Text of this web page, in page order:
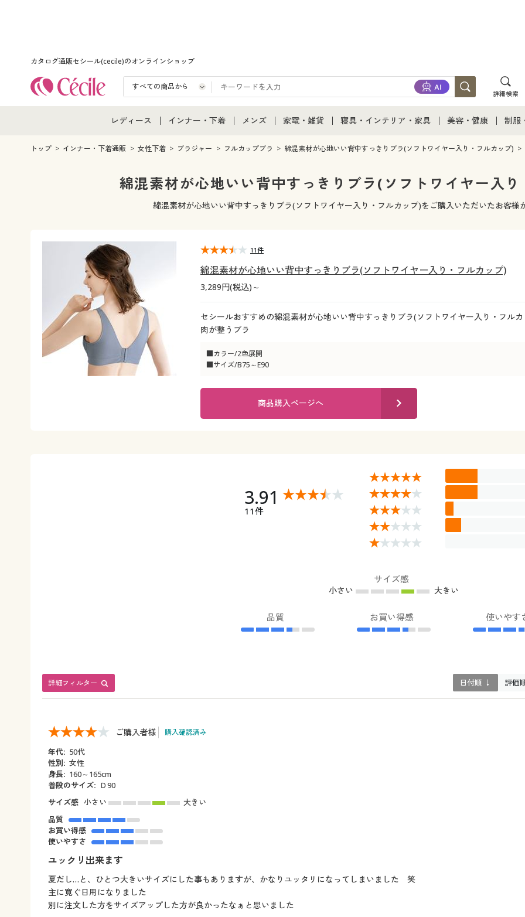
カタログ通販セシール(cecile)のオンラインショップ
詳細検索
レディース
レディース通販すべて
レディースファッション
インナー・下着
インナー・下着通販すべて
女性下着
メンズ下着
メンズ
メンズ通販すべて
メンズファッション
メンズ下着
家電・雑貨
家電・雑貨すべて
家電
キッチン・雑貨・日用品
寝具・インテリア・家具
寝具・インテリア・家具通販すべて
家具・収納
寝具・ベッド
美容・健康
美容・健康通販すべ
美容・健康・サプリ
制服
制服
制服
ジュ
トップ インナー・下着通販 女性下着 ブラジャー フルカップブラ 綿混素材が心地いい背中すっきりブラ(ソフトワイヤー入り・フルカップ)
綿混素材が心地いい背中すっきりブラ(ソフトワイヤー入
綿混素材が心地いい背中すっきりブラ(ソフトワイヤー入り・フルカップ)をご購入いただいたお客様
綿混素材が心地いい背中すっきりブラ(ソフトワイヤー入り・フルカップ)
3,289円(税込)～
セシールおすすめの綿混素材が心地いい背中すっきりブラ(ソフトワイヤー入り・フル
肉が整うブラ
■カラー/2色展開
■サイズ/B75～E90
11件
商品購入ページへ
3.91
11件
サイズ感
小さい 大きい
品質 お買い得感 使いやす
詳細フィルター 日付順 ↓ 評価
ご購入者様 購入確認済み
年代: 50代
性別: 女性
身長: 160～165cm
普段のサイズ: Ｄ90
サイズ感 小さい
大きい
品質
お買い得感
使いやすさ
ユックリ出来ます
夏だし…と、ひとつ大きいサイズにした事もありますが、かなりユッタリになってしまいました 笑
主に寛ぐ日用になりました
別に注文した方をサイズアップした方が良かったなぁと思いました